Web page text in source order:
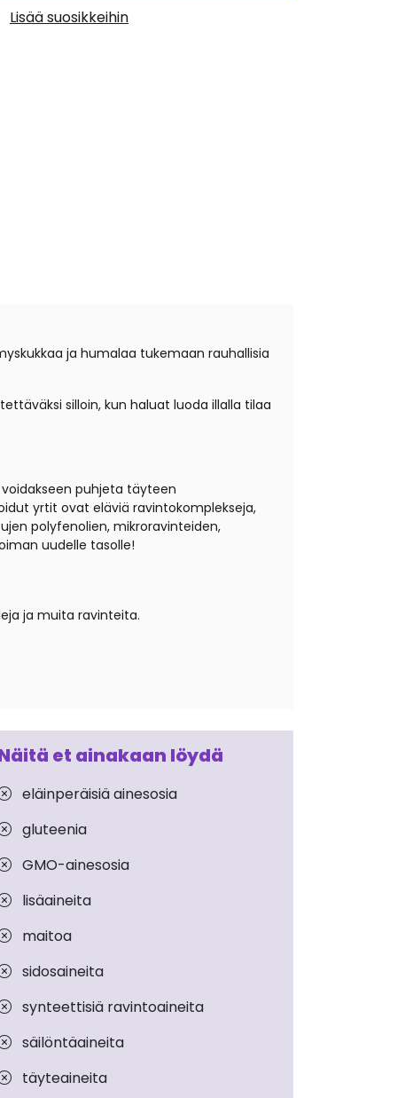
Lisää suosikkeihin
ja humalaa tukemaan rauhallisia
silloin, kun haluat luoda illalla tilaa
puhjeta täyteen
yrtit ovat eläviä ravintokomplekseja,
polyfenolien, mikroravinteiden,
uudelle tasolle!
ja muita ravinteita.
et ainakaan löydä
eläinperäisiä ainesosia
gluteenia
GMO-ainesosia
lisäaineita
maitoa
sidosaineita
synteettisiä ravintoaineita
säilöntäaineita
täyteaineita